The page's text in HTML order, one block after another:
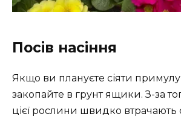
Посів насіння
Якщо ви плануєте сіяти примулу,
закопайте в грунт ящики. З-за
цієї рослини швидко втрачають